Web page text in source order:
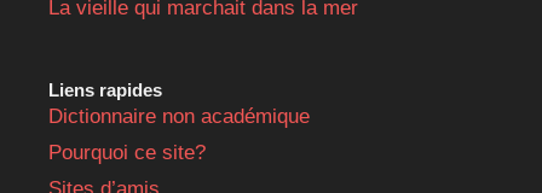
La vieille qui marchait dans la mer
Liens rapides
Dictionnaire non académique
Pourquoi ce site?